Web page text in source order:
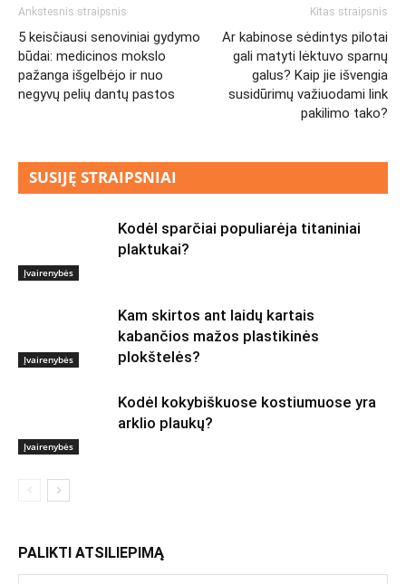
Ankstesnis straipsnis
5 keisčiausi senoviniai gydymo
būdai: medicinos mokslo
pažanga išgelbėjo ir nuo
negyvų pelių dantų pastos
Kitas straipsnis
Ar kabinose sėdintys pilotai
gali matyti lėktuvo sparnų
galus? Kaip jie išvengia
susidūrimų važiuodami link
pakilimo tako?
SUSIJĘ STRAIPSNIAI
Įvairenybės
Kodėl sparčiai populiarėja titaniniai
plaktukai?
Įvairenybės
Kam skirtos ant laidų kartais
kabančios mažos plastikinės
plokštelės?
Įvairenybės
Kodėl kokybiškuose kostiumuose yra
arklio plaukų?
PALIKTI ATSILIEPIMĄ